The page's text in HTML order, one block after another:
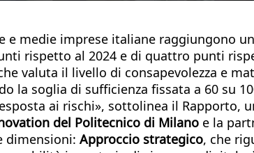
e medie imprese italiane raggiungono
rispetto al 2024 e di quattro punti
valuta il livello di consapevolezza e
la soglia di sufficienza fissata a 60 su
ai rischi», sottolinea il Rapporto,
del Politecnico di Milano e la
dimensioni: Approccio strategico, che